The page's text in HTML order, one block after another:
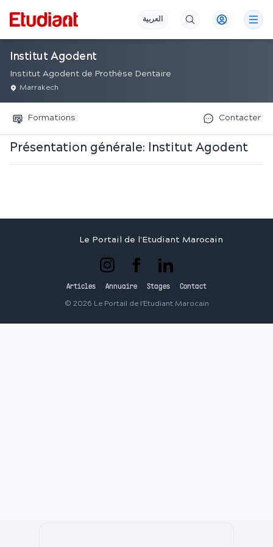
العربية
Institut Agodent
Institut Agodent de Prothèse Dentaire
Marrakech
Formations Contacter
Présentation générale: Institut Agodent
Le Portail de l'Etudiant Marocain
Articles Annuaire Stages Contact
© 2026 Le Portail de l'Etudiant Marocain